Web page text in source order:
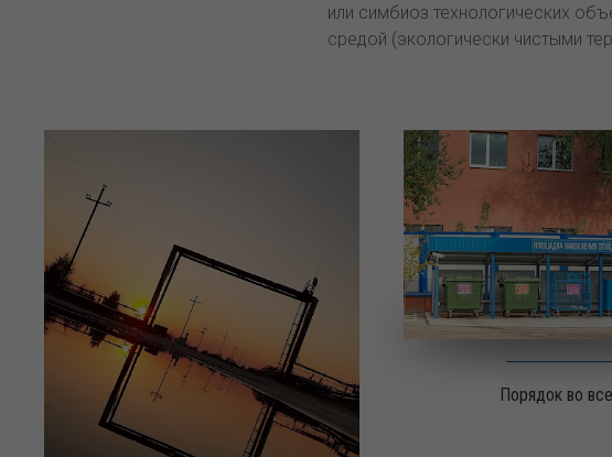
или симбиоз технологических
средой (экологически чистыми
Порядок во